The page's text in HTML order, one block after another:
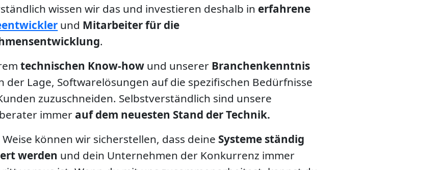
wissen wir das und investieren deshalb in erfahrene
und Mitarbeiter für die
.
technischen Know-how und unserer Branchenkenntnis
der Lage, Softwarelösungen auf die spezifischen Bedürfnisse
zuzuschneiden. Selbstverständlich sind unsere
immer auf dem neuesten Stand der Technik.
können wir sicherstellen, dass deine Systeme ständig
werden und dein Unternehmen der Konkurrenz immer